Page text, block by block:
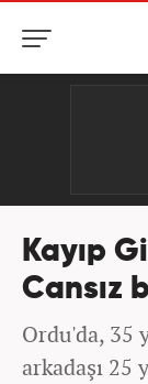
Kayıp
Cansız
Ordu'da, 35
arkadaşı 25